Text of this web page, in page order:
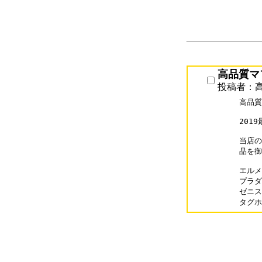
高品質
投稿者：
高品
2019
当店
品を
エル
プラ
ゼニ